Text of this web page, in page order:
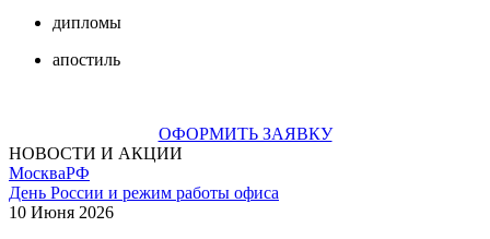
дипломы
апостиль
ОФОРМИТЬ ЗАЯВКУ
НОВОСТИ И АКЦИИ
МоскваРФ
День России и режим работы офиса
10 Июня 2026